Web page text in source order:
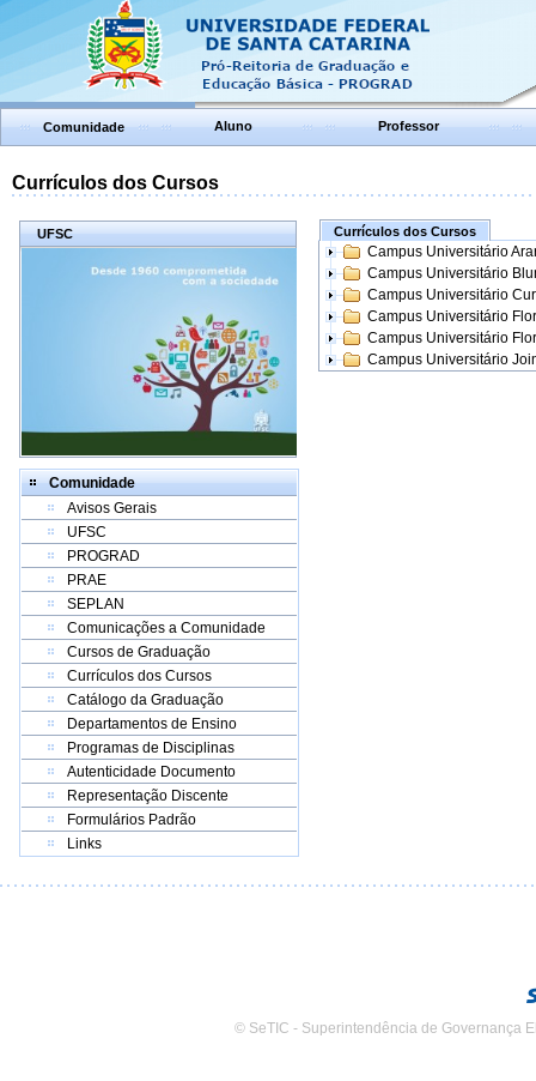
Comunidade Aluno Professor
Currículos dos Cursos
UFSC
Comunidade
Avisos Gerais
UFSC
PROGRAD
PRAE
SEPLAN
Comunicações a Comunidade
Cursos de Graduação
Currículos dos Cursos
Catálogo da Graduação
Departamentos de Ensino
Programas de Disciplinas
Autenticidade Documento
Representação Discente
Formulários Padrão
Links
Currículos dos Cursos
Campus Universitário
Campus Universitário
Campus Universitário
Campus Universitário
Campus Universitário
Campus Universitário
© SeTIC - Superintendência de Governança